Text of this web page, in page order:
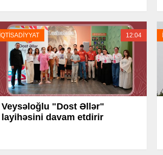
İQTİSADİYYAT 12:04
Veysəloğlu "Dost Əllər"
layihəsini davam etdirir